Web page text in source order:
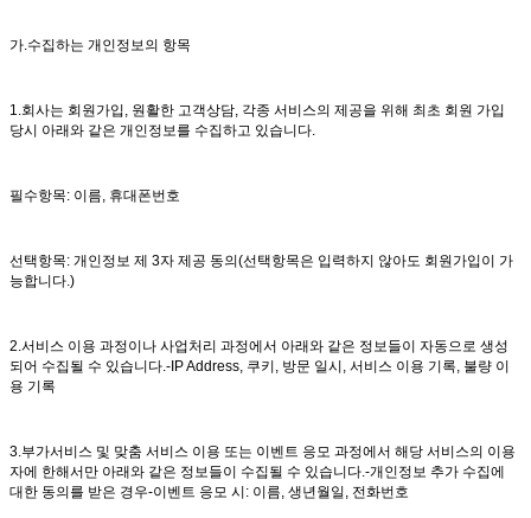
가.수집하는 개인정보의 항목
1.회사는 회원가입, 원활한 고객상담, 각종 서비스의 제공을 위해 최초 회원 가입
당시 아래와 같은 개인정보를 수집하고 있습니다.
필수항목: 이름, 휴대폰번호
선택항목: 개인정보 제 3자 제공 동의(선택항목은 입력하지 않아도 회원가입이 가
능합니다.)
2.서비스 이용 과정이나 사업처리 과정에서 아래와 같은 정보들이 자동으로 생성
되어 수집될 수 있습니다.-IP Address, 쿠키, 방문 일시, 서비스 이용 기록, 불량 이
용 기록
3.부가서비스 및 맞춤 서비스 이용 또는 이벤트 응모 과정에서 해당 서비스의 이용
자에 한해서만 아래와 같은 정보들이 수집될 수 있습니다.-개인정보 추가 수집에
대한 동의를 받은 경우-이벤트 응모 시: 이름, 생년월일, 전화번호